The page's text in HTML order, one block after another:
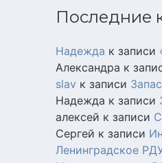
Последние
Надежда к записи
Александра к
slav к записи
Надежда к записи
алексей к записи
Сергей к записи
Ленинградское